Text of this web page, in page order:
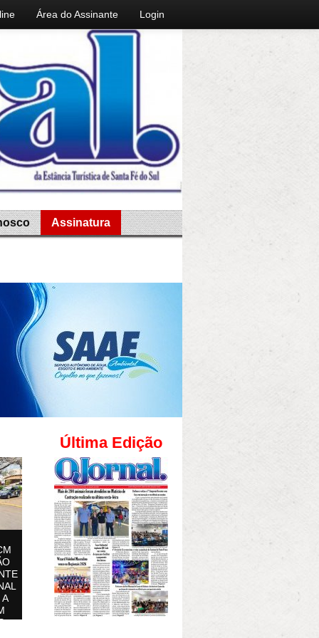
Área do Assinante Login
Assinatura
Última Edição